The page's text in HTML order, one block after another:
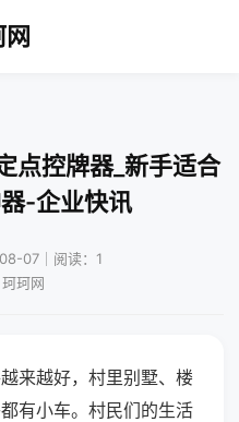
点控牌器_新手适合
-企业快讯
07｜阅读：1
珂网
来越好，村里别墅、楼
有小车。村民们的生活